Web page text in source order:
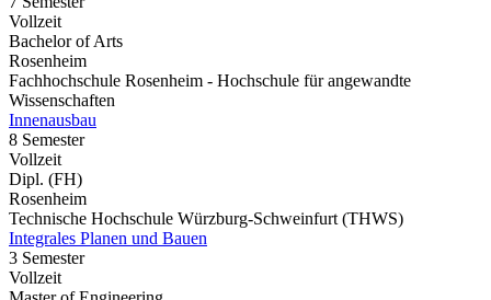
Vollzeit
Bachelor of Arts
Rosenheim
Fachhochschule Rosenheim - Hochschule für angewandte
Wissenschaften
Innenausbau
8 Semester
Vollzeit
Dipl. (FH)
Rosenheim
Technische Hochschule Würzburg-Schweinfurt (THWS)
Integrales Planen und Bauen
3 Semester
Vollzeit